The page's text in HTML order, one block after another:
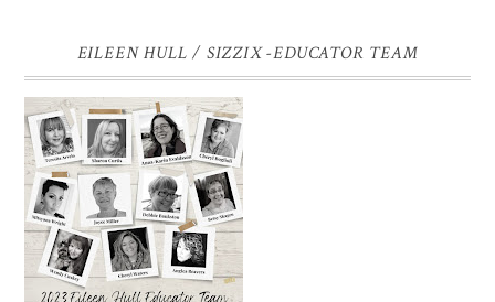
EILEEN HULL / SIZZIX -EDUCATOR TEAM